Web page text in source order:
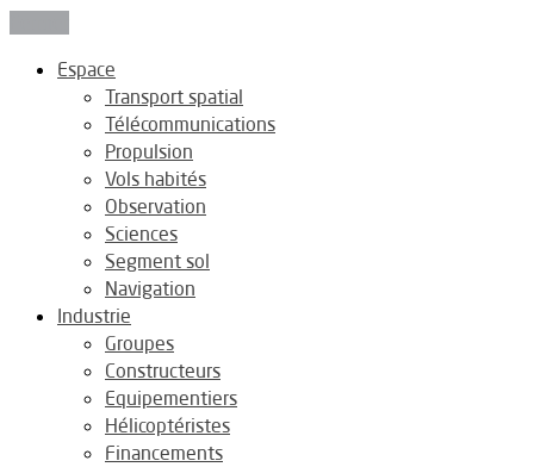
Espace
Transport spatial
Télécommunications
Propulsion
Vols habités
Observation
Sciences
Segment sol
Navigation
Industrie
Groupes
Constructeurs
Equipementiers
Hélicoptéristes
Financements